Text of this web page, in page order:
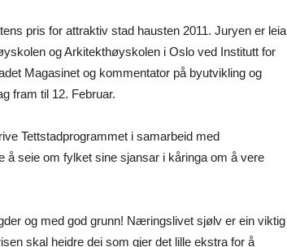
pris for attraktiv stad hausten 2011. Juryen er leia
og Arkitekthøyskolen i Oslo ved Institutt for
Magasinet og kommentator på byutvikling og
fram til 12. Februar.
Tettstadprogrammet i samarbeid med
å seie om fylket sine sjansar i kåringa om å vere
og med god grunn! Næringslivet sjølv er ein viktig
skal heidre dei som gjer det lille ekstra for å